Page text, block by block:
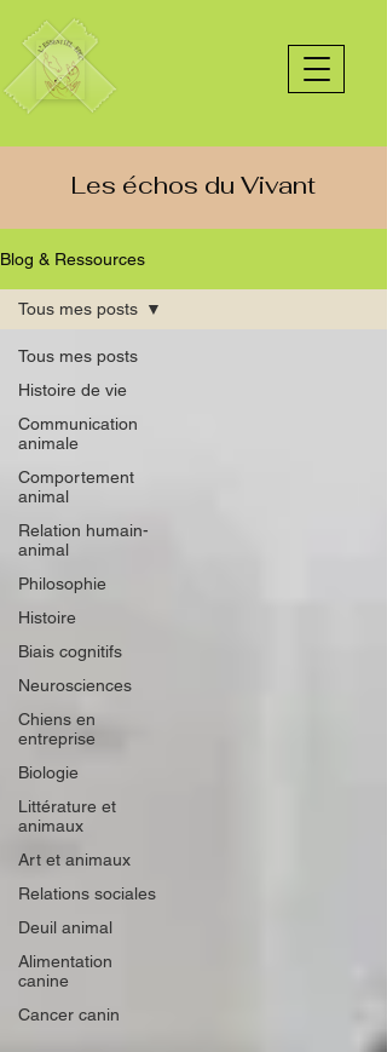
Les échos du Vivant
Blog & Ressources
Tous mes posts
Histoire de vie
Communication
animale
Comportement
animal
Relation humain-
animal
Philosophie
Histoire
Biais cognitifs
Neurosciences
Chiens en
entreprise
Biologie
Littérature et
animaux
Art et animaux
Relations sociales
Deuil animal
Alimentation
canine
Cancer canin
Tous mes posts